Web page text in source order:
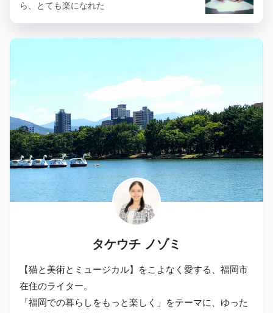
ら、とても楽になれた
タケウチ ノゾミ
【猫と美術とミュージカル】をこよなく愛する、福岡市
在住のライター。
「福岡での暮らしをもっと楽しく」をテーマに、ゆった